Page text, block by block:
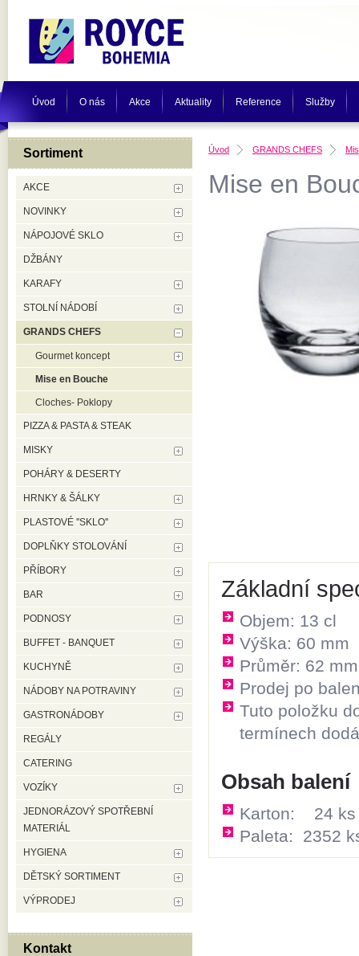
Úvod O nás Akce Aktuality Reference Služby
Úvod GRANDS CHEFS
Mise en
Základní
Objem: 13 cl
Výška: 60 mm
Průměr: 62 mm
Prodej po
Tuto položku
termínech
Obsah balení
Karton: 24 ks
Paleta: 2352
Sortiment
AKCE
NOVINKY
NÁPOJOVÉ SKLO
DŽBÁNY
KARAFY
STOLNÍ NÁDOBÍ
GRANDS CHEFS
Gourmet koncept
Mise en Bouche
Cloches- Poklopy
PIZZA & PASTA & STEAK
MISKY
POHÁRY & DESERTY
HRNKY & ŠÁLKY
PLASTOVÉ ''SKLO''
DOPLŇKY STOLOVÁNÍ
PŘÍBORY
BAR
PODNOSY
BUFFET - BANQUET
KUCHYNĚ
NÁDOBY NA POTRAVINY
GASTRONÁDOBY
REGÁLY
CATERING
VOZÍKY
JEDNORÁZOVÝ SPOTŘEBNÍ
MATERIÁL
HYGIENA
DĚTSKÝ SORTIMENT
VÝPRODEJ
Kontakt